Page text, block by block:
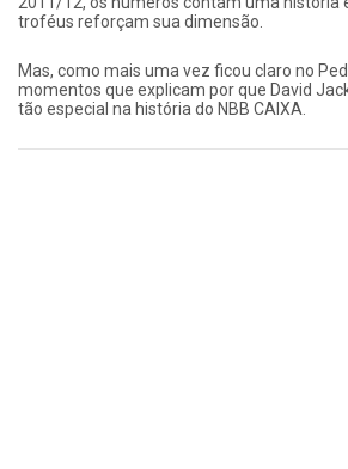
troféus reforçam sua dimensão.
Mas, como mais uma vez ficou claro no
momentos que explicam por que David
tão especial na história do NBB CAIXA.